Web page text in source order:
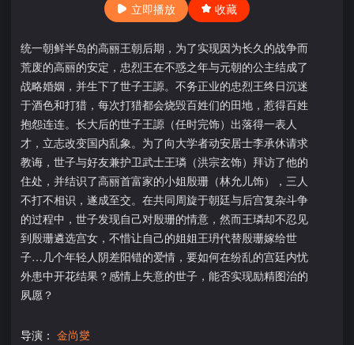
立即播放 收藏
统一朝鲜半岛的高丽王朝后期，为了实现因为长久的战争而
荒废的高丽的安定，忠烈王在不惑之年与元朝的公主结成了
战略婚姻，并生下了世子王謜。不务正业的忠烈王终日沉迷
于酒色和打猎，每次打猎都会烧毁百姓们的田地，惹得百姓
抱怨连连。长大后的世子王謜（任时完饰）出落得一表人
才，立志改变国内乱象。为了向大学者动安居士李承休请求
教诲，世子与好友兼护卫武士王璘（洪宗玄饰）拜访了他的
住处，并结识了高丽首富家的小姐殷珊（林允儿饰），三人
不打不相识，遂成至交。在共同周旋于朝廷与后宫复杂斗争
的过程中，世子发现自己对殷珊的情意，然而王璘却不忍见
到殷珊遴选宫女，不惜让自己的姐姐王玬代替殷珊嫁给世
子…几个年轻人阴差阳错的爱情，要如何在纷乱的宫廷内忧
外患中开花结果？感情上失意的世子，能否实现励精图治的
夙愿？
导演： 金尚燮